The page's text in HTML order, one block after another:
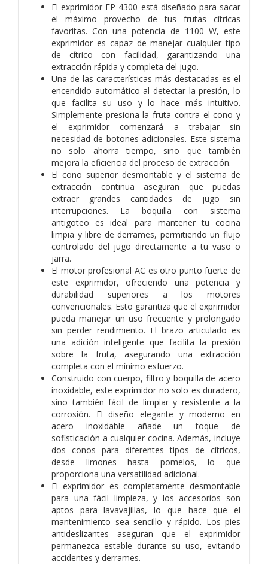
El exprimidor EP 4300 está diseñado para sacar
el máximo provecho de tus frutas cítricas
favoritas. Con una potencia de 1100 W, este
exprimidor es capaz de manejar cualquier tipo
de cítrico con facilidad, garantizando una
extracción rápida y completa del jugo.
Una de las características más destacadas es el
encendido automático al detectar la presión, lo
que facilita su uso y lo hace más intuitivo.
Simplemente presiona la fruta contra el cono y
el exprimidor comenzará a trabajar sin
necesidad de botones adicionales. Este sistema
no solo ahorra tiempo, sino que también
mejora la eficiencia del proceso de extracción.
El cono superior desmontable y el sistema de
extracción continua aseguran que puedas
extraer grandes cantidades de jugo sin
interrupciones. La boquilla con sistema
antigoteo es ideal para mantener tu cocina
limpia y libre de derrames, permitiendo un flujo
controlado del jugo directamente a tu vaso o
jarra.
El motor profesional AC es otro punto fuerte de
este exprimidor, ofreciendo una potencia y
durabilidad superiores a los motores
convencionales. Esto garantiza que el exprimidor
pueda manejar un uso frecuente y prolongado
sin perder rendimiento. El brazo articulado es
una adición inteligente que facilita la presión
sobre la fruta, asegurando una extracción
completa con el mínimo esfuerzo.
Construido con cuerpo, filtro y boquilla de acero
inoxidable, este exprimidor no solo es duradero,
sino también fácil de limpiar y resistente a la
corrosión. El diseño elegante y moderno en
acero inoxidable añade un toque de
sofisticación a cualquier cocina. Además, incluye
dos conos para diferentes tipos de cítricos,
desde limones hasta pomelos, lo que
proporciona una versatilidad adicional.
El exprimidor es completamente desmontable
para una fácil limpieza, y los accesorios son
aptos para lavavajillas, lo que hace que el
mantenimiento sea sencillo y rápido. Los pies
antideslizantes aseguran que el exprimidor
permanezca estable durante su uso, evitando
accidentes y derrames.